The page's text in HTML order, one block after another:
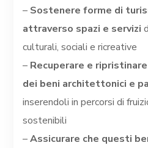
– Sostenere forme di
attraverso spazi e servizi
culturali, sociali e ricreative
– Recuperare e
dei beni architettonici e
inserendoli in percorsi di
sostenibili
–Assicurare che questi